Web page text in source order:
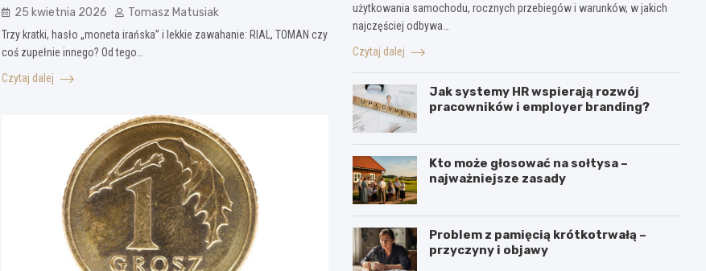
25 kwietnia 2026 Tomasz Matusiak
Trzy kratki, hasło „moneta irańska” i lekkie zawahanie: RIAL, TOMAN czy
coś zupełnie innego? Od tego…
Czytaj dalej
użytkowania samochodu, rocznych przebiegów i warunków, w jakich
najczęściej odbywa…
Czytaj dalej
Jak systemy HR wspierają rozwój
pracowników i employer branding?
Kto może głosować na sołtysa –
najważniejsze zasady
Problem z pamięcią krótkotrwałą –
przyczyny i objawy